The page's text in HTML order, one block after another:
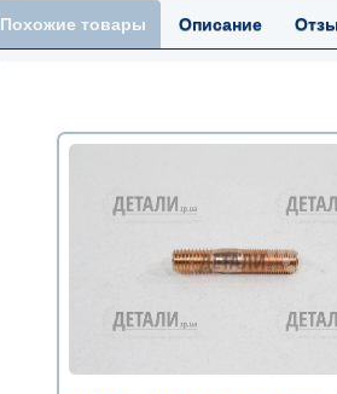
Похожие товары Описание